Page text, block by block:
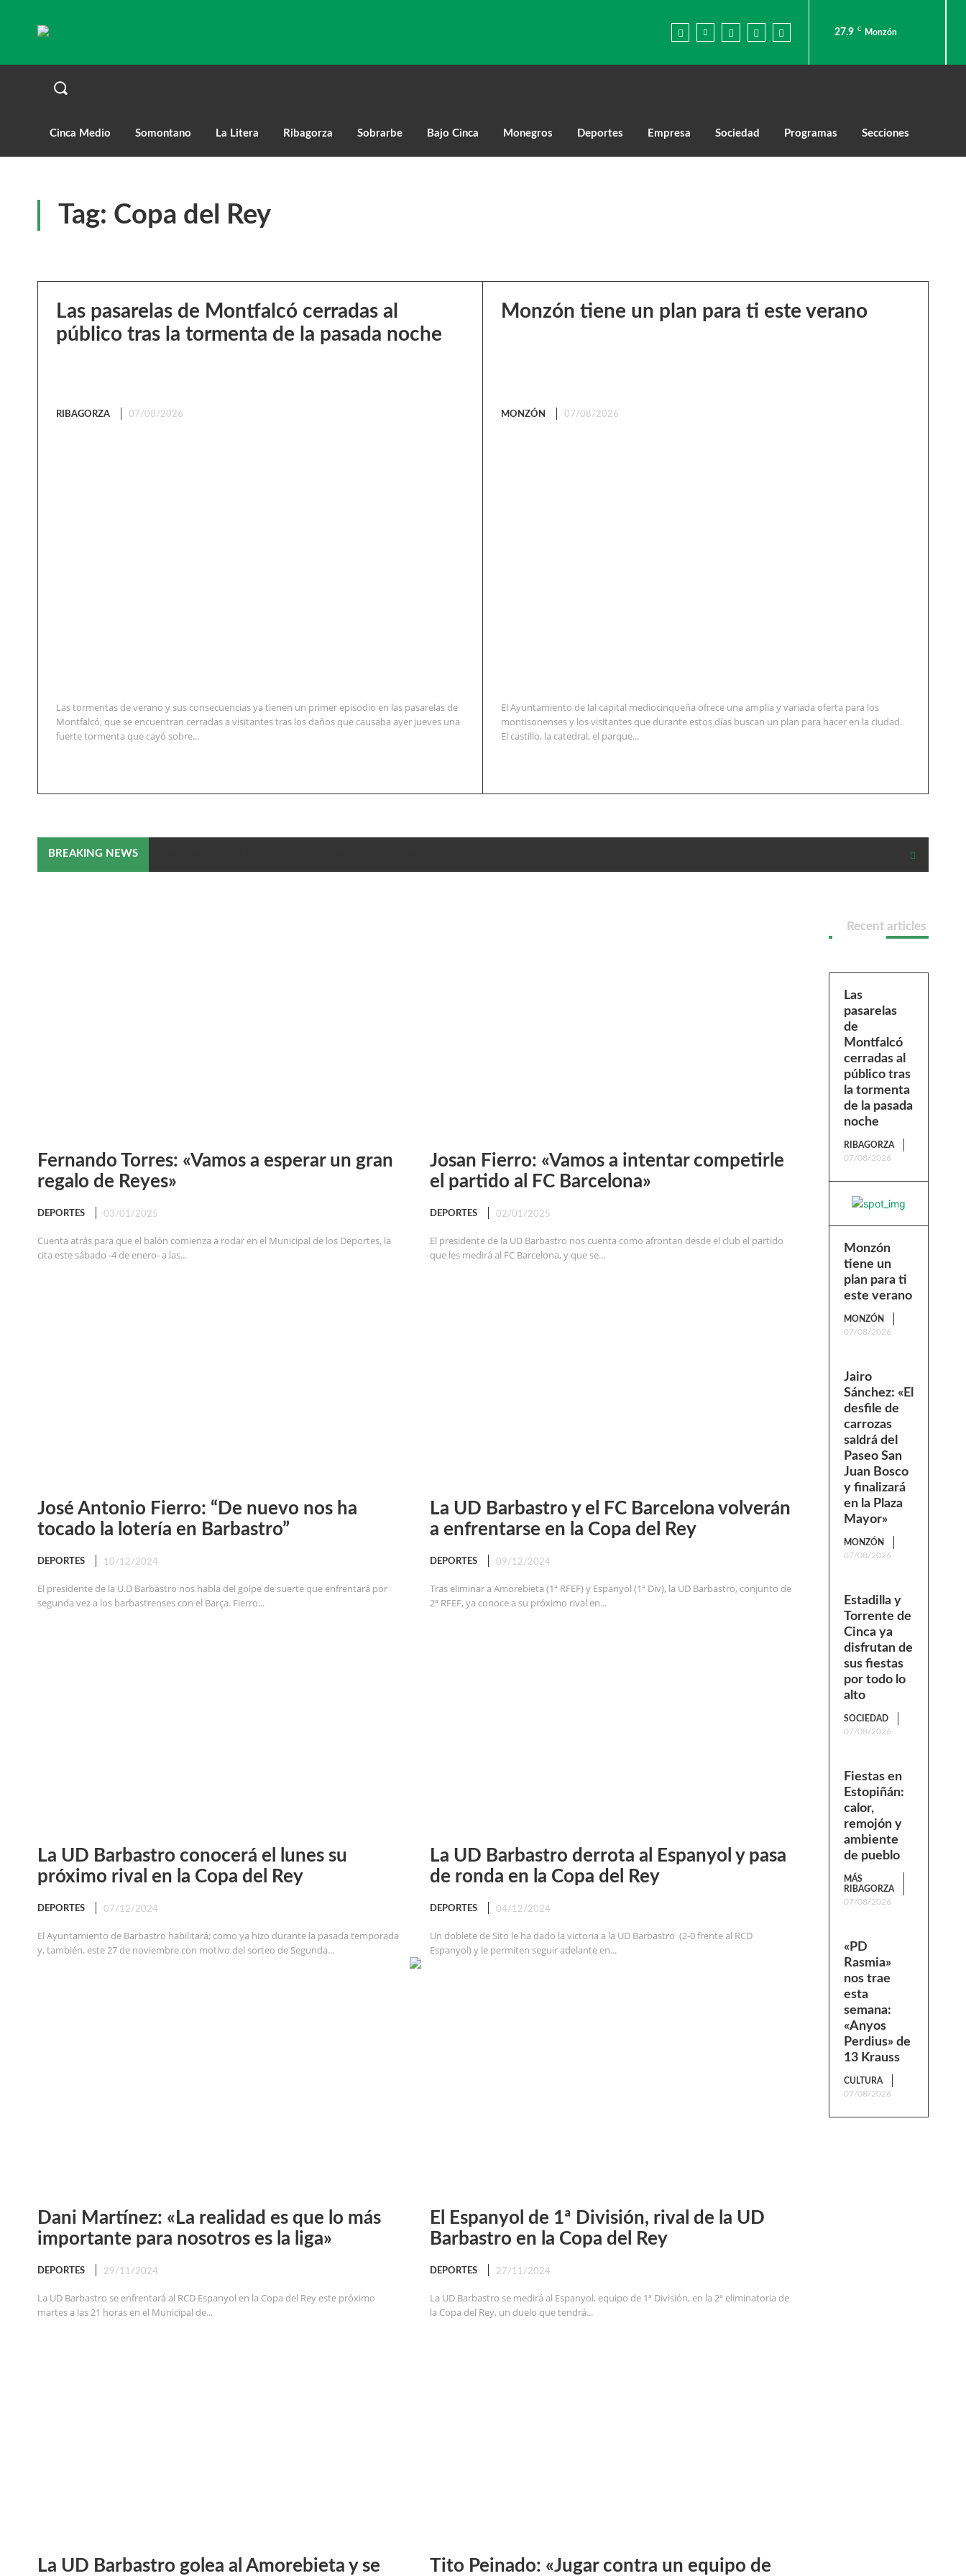
27.9 C Monzón
Cinca Medio Somontano La Litera Ribagorza Sobrarbe Bajo Cinca Monegros Deportes Empresa Sociedad Programas Secciones
Tag: Copa del Rey
Las pasarelas de Montfalcó cerradas al
público tras la tormenta de la pasada noche
RIBAGORZA 07/08/2026
Las tormentas de verano y sus consecuencias ya tienen un primer episodio en las pasarelas de
Montfalcó, que se encuentran cerradas a visitantes tras los daños que causaba ayer jueves una
fuerte tormenta que cayó sobre...
Monzón tiene un plan para ti este verano
MONZÓN 07/08/2026
El Ayuntamiento de lal capital mediocinqueña ofrece una amplia y variada oferta para los
montisonenses y los visitantes que durante estos días buscan un plan para hacer en la ciudad.
El castillo, la catedral, el parque...
BREAKING NEWS
Fernando Torres: «Vamos a esperar un gran
regalo de Reyes»
DEPORTES 03/01/2025
Cuenta atrás para que el balón comienza a rodar en el Municipal de los Deportes, la
cita este sábado -4 de enero- a las...
Josan Fierro: «Vamos a intentar competirle
el partido al FC Barcelona»
DEPORTES 02/01/2025
El presidente de la UD Barbastro nos cuenta como afrontan desde el club el partido
que les medirá al FC Barcelona, y que se...
José Antonio Fierro: “De nuevo nos ha
tocado la lotería en Barbastro”
DEPORTES 10/12/2024
El presidente de la U.D Barbastro nos habla del golpe de suerte que enfrentará por
segunda vez a los barbastrenses con el Barça. Fierro...
La UD Barbastro y el FC Barcelona volverán
a enfrentarse en la Copa del Rey
DEPORTES 09/12/2024
Tras eliminar a Amorebieta (1ª RFEF) y Espanyol (1ª Div), la UD Barbastro, conjunto de
2ª RFEF, ya conoce a su próximo rival en...
La UD Barbastro conocerá el lunes su
próximo rival en la Copa del Rey
DEPORTES 07/12/2024
El Ayuntamiento de Barbastro habilitará; como ya hizo durante la pasada temporada
y, también, este 27 de noviembre con motivo del sorteo de Segunda...
La UD Barbastro derrota al Espanyol y pasa
de ronda en la Copa del Rey
DEPORTES 04/12/2024
Un doblete de Sito le ha dado la victoria a la UD Barbastro (2-0 frente al RCD
Espanyol) y le permiten seguir adelante en...
Dani Martínez: «La realidad es que lo más
importante para nosotros es la liga»
DEPORTES 29/11/2024
La UD Barbastro se enfrentará al RCD Espanyol en la Copa del Rey este próximo
martes a las 21 horas en el Municipal de...
El Espanyol de 1ª División, rival de la UD
Barbastro en la Copa del Rey
DEPORTES 27/11/2024
La UD Barbastro se medirá al Espanyol, equipo de 1ª División, en la 2ª eliminatoria de
la Copa del Rey, un duelo que tendrá...
La UD Barbastro golea al Amorebieta y se Tito Peinado: «Jugar contra un equipo de
Recent articles
Las
pasarelas
de
Montfalcó
cerradas al
público tras
la tormenta
de la pasada
noche
RIBAGORZA
07/08/2026
Monzón
tiene un
plan para ti
este verano
MONZÓN
07/08/2026
Jairo
Sánchez: «El
desfile de
carrozas
saldrá del
Paseo San
Juan Bosco
y finalizará
en la Plaza
Mayor»
MONZÓN
07/08/2026
Estadilla y
Torrente de
Cinca ya
disfrutan de
sus fiestas
por todo lo
alto
SOCIEDAD
07/08/2026
Fiestas en
Estopiñán:
calor,
remojón y
ambiente
de pueblo
MÁS
RIBAGORZA
07/08/2026
«PD
Rasmia»
nos trae
esta
semana:
«Anyos
Perdius» de
13 Krauss
CULTURA
07/08/2026